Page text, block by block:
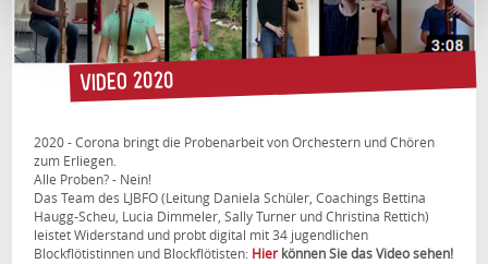
Video 2020
2020 - Corona bringt die Probenarbeit von Orchestern und Chören
zum Erliegen.
Alle Proben? - Nein!
Das Team des LJBFO (Leitung Daniela Schüler, Coachings Bettina
Haugg-Scheu, Lucia Dimmeler, Sally Turner und Christina Rettich)
leistet Widerstand und probt digital mit 34 jugendlichen
Blockflötistinnen und Blockflötisten: Hierkönnen Sie das Video sehen!